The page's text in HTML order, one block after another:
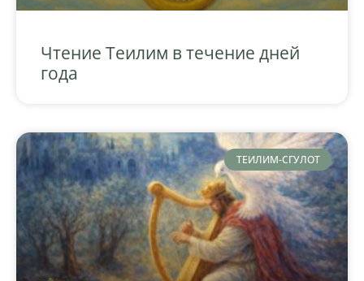
Чтение Теилим в течение дней
года
ТЕИЛИМ-СГУЛОТ